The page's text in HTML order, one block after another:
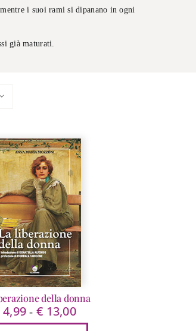
i suoi rami si dipanano in ogni
già maturati.
della donna
4,99 - € 13,00Fascia
di